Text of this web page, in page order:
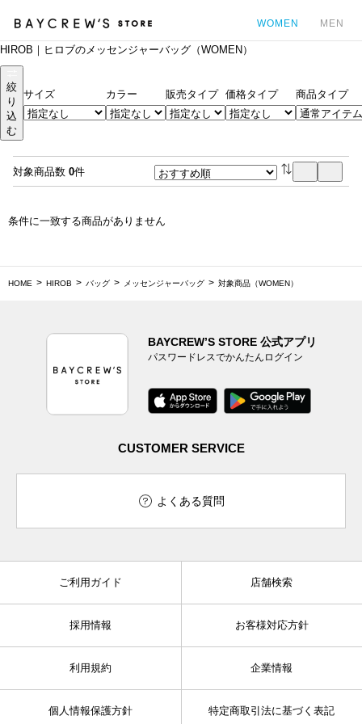
WOMEN MEN
HIROB｜ヒロブのメッセンジャーバッグ（WOMEN）
絞
り
込
む
サイズ カラー 販売タイプ 価格タイプ 商品タイプ
対象商品数 0件
条件に一致する商品がありません
HOME HIROB バッグ メッセンジャーバッグ 対象商品（WOMEN）
BAYCREW’S STORE 公式アプリ
パスワードレスでかんたんログイン
CUSTOMER SERVICE
よくある質問
ご利用ガイド 店舗検索
採用情報 お客様対応方針
利用規約 企業情報
個人情報保護方針 特定商取引法に基づく表記